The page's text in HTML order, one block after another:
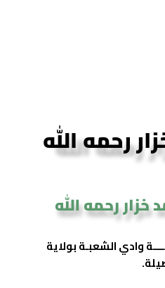
رحمه الله
خزار رحمه الله
وادي الشعبـة بولاية